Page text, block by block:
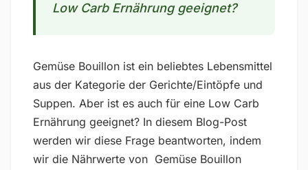
Low Carb Ernährung geeignet?
Gemüse Bouillon ist ein beliebtes Lebensmittel
aus der Kategorie der Gerichte/Eintöpfe und
Suppen. Aber ist es auch für eine Low Carb
Ernährung geeignet? In diesem Blog-Post
werden wir diese Frage beantworten, indem
wir die Nährwerte von Gemüse Bouillon